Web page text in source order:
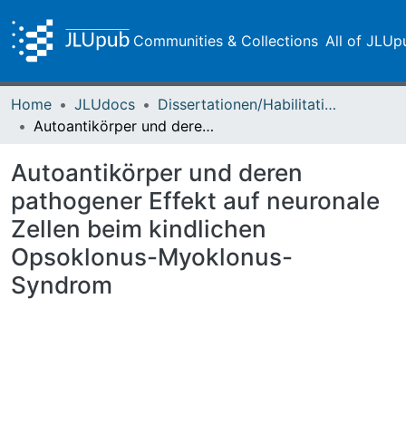
Communities & Collections All of
Home JLUdocs
Dissertationen/Habilitationen
Autoantikörper und deren pathogener Effekt auf neuronale Zellen beim kindlichen Opsoklonus-Myoklonus-Syndrom
Autoantikörper und deren
pathogener Effekt auf neuronale
Zellen beim kindlichen
Opsoklonus-Myoklonus-
Syndrom